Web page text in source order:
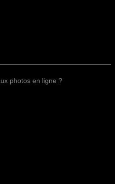
photos en ligne ?